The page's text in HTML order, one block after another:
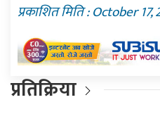
प्रकाशित मिति : October
प्रतिक्रिया